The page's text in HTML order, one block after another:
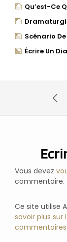
Qu’est-Ce
Scénario
Écrire Un
Vous devez
commentaire.
Ce site utilise
savoir plus